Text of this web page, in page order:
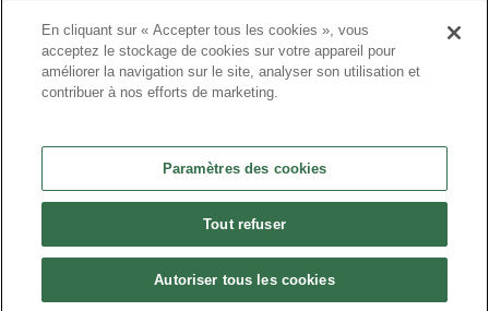
Plan du site
•
CGU
•
Paramètres des cookies
En cliquant sur « Accepter tous les cookies », vous
acceptez le stockage de cookies sur votre appareil pour
améliorer la navigation sur le site, analyser son utilisation et
contribuer à nos efforts de marketing.
Paramètres des cookies
Tout refuser
Autoriser tous les cookies